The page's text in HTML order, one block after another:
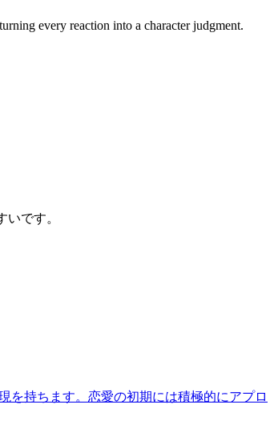
every reaction into a character judgment.
です。
を持ちます。恋愛の初期には積極的にアプロ